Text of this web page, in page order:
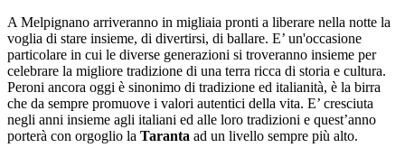
A Melpignano arriveranno in migliaia pronti a liberare nella notte la
voglia di stare insieme, di divertirsi, di ballare. E’ un'occasione
particolare in cui le diverse generazioni si troveranno insieme per
celebrare la migliore tradizione di una terra ricca di storia e cultura.
Peroni ancora oggi è sinonimo di tradizione ed italianità, è la birra
che da sempre promuove i valori autentici della vita. E’ cresciuta
negli anni insieme agli italiani ed alle loro tradizioni e quest’anno
porterà con orgoglio la Taranta ad un livello sempre più alto.